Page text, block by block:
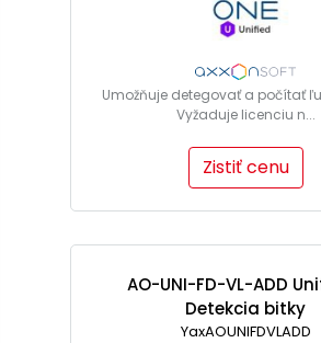
Umožňuje detegovať a počítať
Vyžaduje licenciu n...
Zistiť cenu
AO-UNI-FD-VL-ADD
Detekcia bitky
YaxAOUNIFDVLADD